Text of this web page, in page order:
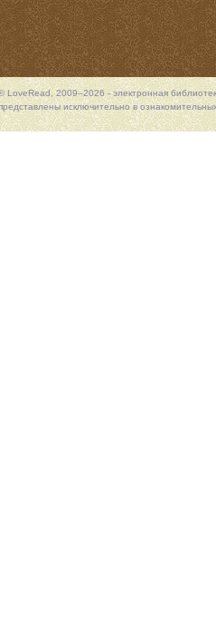
LoveRead, 2009–2026 - электронная
исключительно в